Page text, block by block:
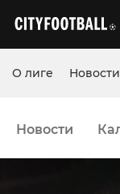
О лиге Новости
Новости